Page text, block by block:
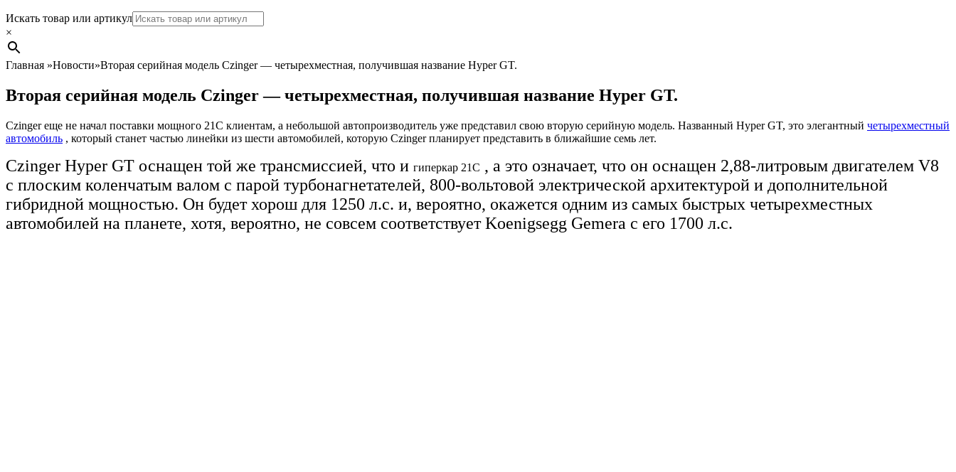
Search
Искать товар или артикул
×
Главная »Новости»Вторая серийная модель Czinger — четырехместная, получившая название Hyper GT.
Вторая серийная модель Czinger — четырехместная, получившая название Hyper GT.
Czinger еще не начал поставки мощного 21C клиентам, а небольшой автопроизводитель уже представил свою вторую серийную модель. Названный Hyper GT, это элегантный четырехместный
автомобиль , который станет частью линейки из шести автомобилей, которую Czinger планирует представить в ближайшие семь лет.
Czinger Hyper GT оснащен той же трансмиссией, что и гиперкар 21C , а это означает, что он оснащен 2,88-литровым двигателем V8
с плоским коленчатым валом с парой турбонагнетателей, 800-вольтовой электрической архитектурой и дополнительной
гибридной мощностью. Он будет хорош для 1250 л.с. и, вероятно, окажется одним из самых быстрых четырехместных
автомобилей на планете, хотя, вероятно, не совсем соответствует Koenigsegg Gemera с его 1700 л.с.